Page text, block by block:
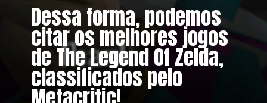
Dessa forma, podemos
citar os melhores jogos
de The Legend Of Zelda,
classificados pelo